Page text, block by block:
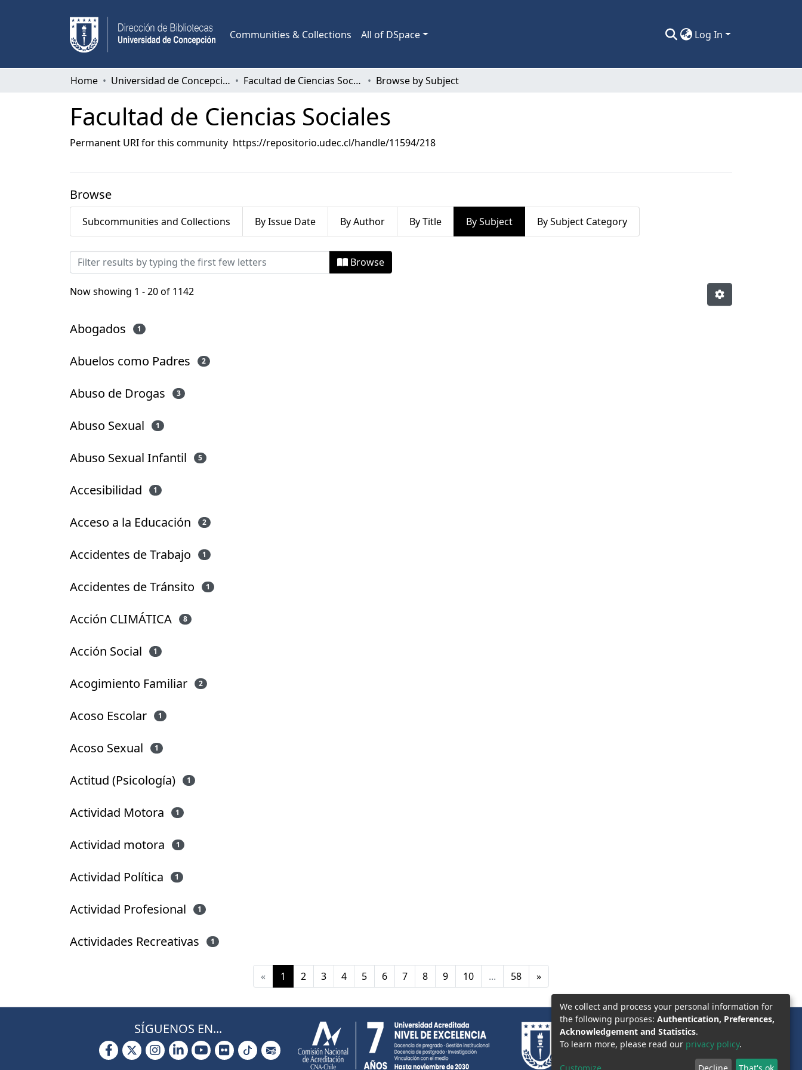
Communities & Collections All of DSpace Log In
Home Universidad de Concepción Facultad de Ciencias Sociales Browse by Subject
Facultad de Ciencias Sociales
Permanent URI for this community https://repositorio.udec.cl/handle/11594/218
Browse
Subcommunities and Collections By Issue Date By Author By Title By Subject By Subject Category
Browsing Facultad de Ciencias Sociales by Subject
Browse
Now showing 1 - 20 of 1142
Abogados 1
Abuelos como Padres 2
Abuso de Drogas 3
Abuso Sexual 1
Abuso Sexual Infantil 5
Accesibilidad 1
Acceso a la Educación 2
Accidentes de Trabajo 1
Accidentes de Tránsito 1
Acción CLIMÁTICA 8
Acción Social 1
Acogimiento Familiar 2
Acoso Escolar 1
Acoso Sexual 1
Actitud (Psicología) 1
Actividad Motora 1
Actividad motora 1
Actividad Política 1
Actividad Profesional 1
Actividades Recreativas 1
« 1 (current)
2 3 4 5 6 7 8 9 10 ... 58 »
SÍGUENOS EN...
We collect and process your personal information for
the following purposes: Authentication, Preferences,
Acknowledgement and Statistics.
To learn more, please read our privacy policy.